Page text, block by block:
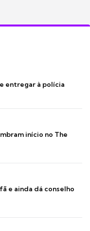
entregar à polícia
início no The
e ainda dá conselho